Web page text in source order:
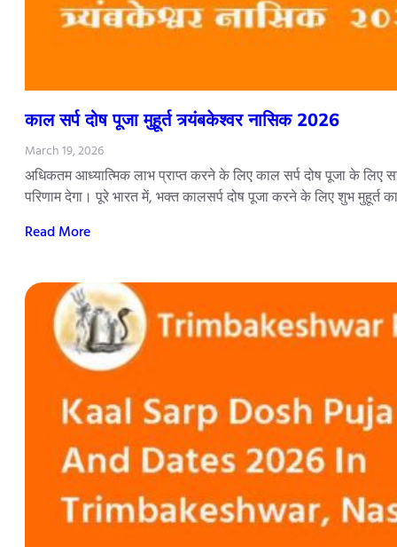
काल सर्प दोष पूजा मुहूर्त त्र्यंबकेश्वर नासिक 2026
March 19, 2026
अधिकतम आध्यात्मिक लाभ प्राप्त करने के लिए काल सर्प दोष पूजा के लिए
परिणाम देगा। पूरे भारत में, भक्त कालसर्प दोष पूजा करने के लिए शुभ मुहूर्त
Read More